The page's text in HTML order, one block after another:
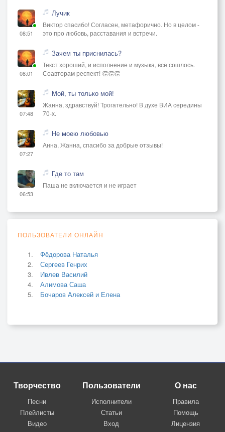
08:51
Лучик
Виктор спасибо! Согласен, метафорично. Но в целом -
это про любовь, расставания и встречи.
08:01
Зачем ты приснилась?
Текст хороший, и исполнение и музыка, всё сошлось.
Соавторам респект! 👏👏👏
07:48
Мой, ты только мой!
Жанна, здравствуй! Трогательно! В духе ВИА середины
70-х.
07:27
Не моею любовью
Анна, Жанна, спасибо за добрые отзывы!
06:53
Где то там
Паша не включается и не играет
ПОЛЬЗОВАТЕЛИ ОНЛАЙН
Фёдорова Наталья
Сергеев Генрих
Ивлев Василий
Алимова Саша
Бочаров Алексей и Елена
Творчество
Песни
Плейлисты
Видео
Пользователи
Исполнители
Статьи
Вход
О нас
Правила
Помощь
Лицензия